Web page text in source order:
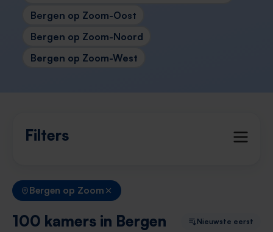
Bergen op Zoom-Oost
Bergen op Zoom-Noord
Bergen op Zoom-West
Filters
Bergen op Zoom
100 kamers in Bergen
Nieuwste eerst